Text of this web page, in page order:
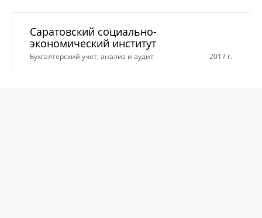
Саратовский социально-
экономический институт
Бухгалтерский учет, анализ и аудит 2017 г.